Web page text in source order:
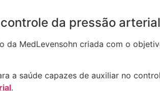
da pressão arterial
da MedLevensohn criada com o
a saúde capazes de auxiliar no
.